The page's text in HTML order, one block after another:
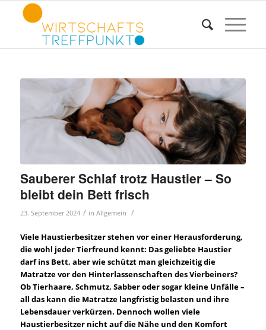
Sauberer Schlaf trotz Haustier – So
bleibt dein Bett frisch
23. September 2024 / in Allgemein /
Viele Haustierbesitzer stehen vor einer Herausforderung,
die wohl jeder Tierfreund kennt: Das geliebte Haustier
darf ins Bett, aber wie schützt man gleichzeitig die
Matratze vor den Hinterlassenschaften des Vierbeiners?
Ob Tierhaare, Schmutz, Sabber oder sogar kleine Unfälle –
all das kann die Matratze langfristig belasten und ihre
Lebensdauer verkürzen. Dennoch wollen viele
Haustierbesitzer nicht auf die Nähe und den Komfort